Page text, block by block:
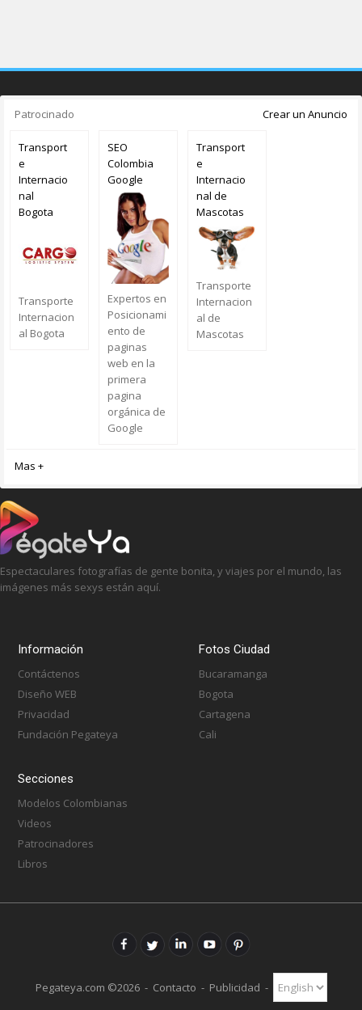
Patrocinado Crear un Anuncio
Transport
e
Internacio
nal
Bogota
Transporte
Internacion
al Bogota
SEO
Colombia
Google
Expertos en
Posicionami
ento de
paginas
web en la
primera
pagina
orgánica de
Google
Transport
e
Internacio
nal de
Mascotas
Transporte
Internacion
al de
Mascotas
Mas +
Espectaculares fotografías de gente bonita, y viajes por el mundo, las
imágenes más sexys están aquí.
Información
Contáctenos
Diseño WEB
Privacidad
Fundación Pegateya
Fotos Ciudad
Bucaramanga
Bogota
Cartagena
Cali
Secciones
Modelos Colombianas
Videos
Patrocinadores
Libros
Pegateya.com ©2026 - Contacto - Publicidad -